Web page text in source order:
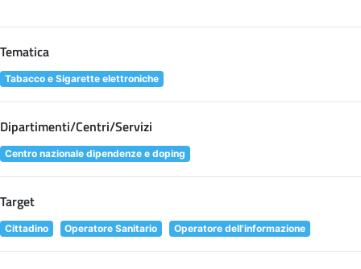
Tematica
Tabacco e Sigarette elettroniche
Dipartimenti/Centri/Servizi
Centro nazionale dipendenze e doping
Target
Cittadino Operatore Sanitario Operatore dell'informazione